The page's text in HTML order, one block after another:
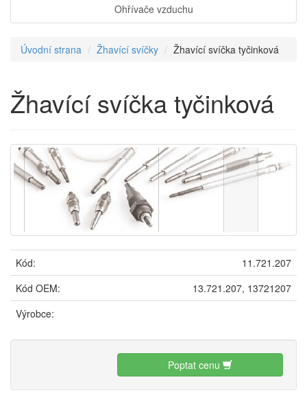
Ohřívače vzduchu
Úvodní strana Žhavící svíčky Žhavící svíčka tyčinková
Žhavící svíčka tyčinková
Kód:
11.721.207
Kód OEM:
13.721.207, 13721207
Výrobce:
Poptat cenu